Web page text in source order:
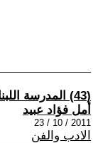
(43) المدرسة اللبنانية
أمل فؤاد عبيد
2011 / 10 / 23
الادب والفن